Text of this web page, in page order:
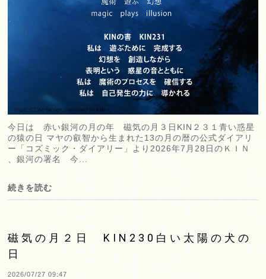
今日は 赤い銀河の月の年 磁気の月３日KIN２３１青い惑星
の猿の日 マヤの叡智から生まれた13の月の暦の公式ダイアリ
ー「コズミック・ダイアリー」より2026年7月28日のＫＩＮ
、銀河の署名 今...
続きを読む
磁気の月２日 KIN230白い太陽の犬の
日
2026/07/27 09:47